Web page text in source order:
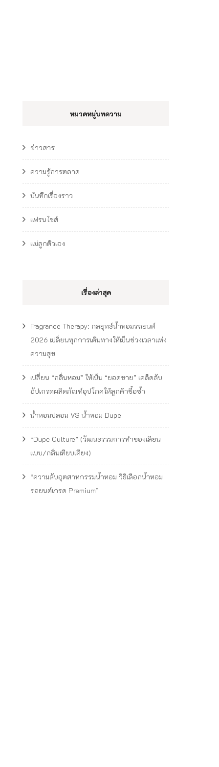
หมวดหมู่บทความ
ข่าวสาร
ความรู้การตลาด
บันทึกเรื่องราว
แฟรนไชส์
แม่ลูกติวเอง
เรื่องล่าสุด
Fragrance Therapy: กลยุทธ์น้ำหอมรถยนต์
2026 เปลี่ยนทุกการเดินทางให้เป็นช่วงเวลาแห่ง
ความสุข
เปลี่ยน “กลิ่นหอม” ให้เป็น “ยอดขาย” เคล็ดลับ
อัปเกรดผลิตภัณฑ์อุปโภคให้ลูกค้าซื้อซ้ำ
น้ำหอมปลอม VS น้ำหอม Dupe
“Dupe Culture” (วัฒนธรรมการทำของเลียน
แบบ/กลิ่นเทียบเคียง)
“ความลับอุตสาหกรรมน้ำหอม วิธีเลือกน้ำหอม
รถยนต์เกรด Premium”